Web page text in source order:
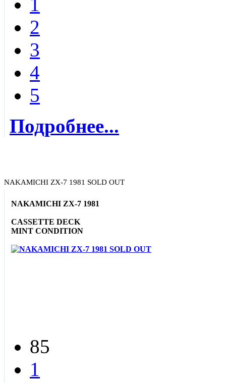
2
3
4
5
Подробнее...
NAKAMICHI ZX-7 1981 SOLD OUT
NAKAMICHI ZX-7 1981
CASSETTE DECK
MINT CONDITION
85
1